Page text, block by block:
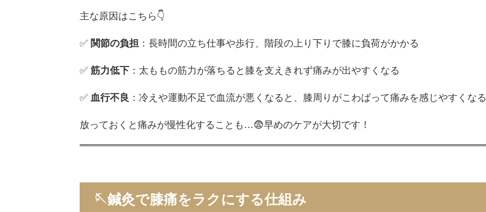
主な原因はこちら👇
✅ 関節の負担 ：長時間の立ち仕事や歩行、階段の上り下りで膝に負荷がかかる
✅ 筋力低下 ：太ももの筋力が落ちると膝を支えきれず痛みが出やすくなる
✅ 血行不良 ：冷えや運動不足で血流が悪くなると、膝周りがこわばって痛みを感じやすくなる
放っておくと痛みが慢性化することも…😨早めのケアが大切です！
🪡鍼灸で膝痛をラクにする仕組み